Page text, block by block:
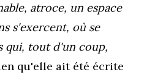
atroce, un espace
s'exercent, où se
qui, tout d'un coup,
qu'elle ait été écrite